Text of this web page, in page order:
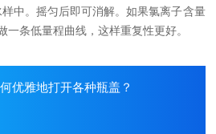
中。摇匀后即可消解。如果氯离子含量
一条低量程曲线，这样重复性更好。
优雅地打开各种瓶盖？